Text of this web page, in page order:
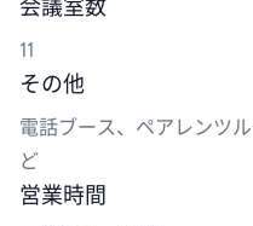
会議室数
11
その他
電話ブース、ペアレンツ
ど
営業時間